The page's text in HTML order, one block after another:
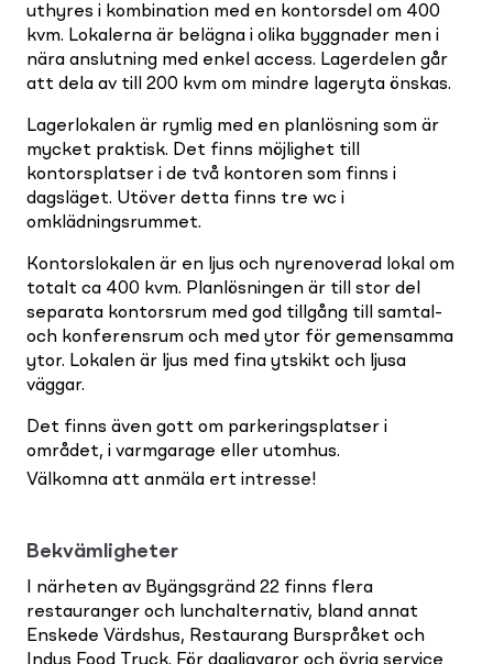
uthyres i kombination med en kontorsdel om 400
kvm. Lokalerna är belägna i olika byggnader men i
nära anslutning med enkel access. Lagerdelen går
att dela av till 200 kvm om mindre lageryta önskas.
Lagerlokalen är rymlig med en planlösning som är
mycket praktisk. Det finns möjlighet till
kontorsplatser i de två kontoren som finns i
dagsläget. Utöver detta finns tre wc i
omklädningsrummet.
Kontorslokalen är en ljus och nyrenoverad lokal om
totalt ca 400 kvm. Planlösningen är till stor del
separata kontorsrum med god tillgång till samtal-
och konferensrum och med ytor för gemensamma
ytor. Lokalen är ljus med fina ytskikt och ljusa
väggar.
Det finns även gott om parkeringsplatser i
området, i varmgarage eller utomhus.
Välkomna att anmäla ert intresse!
Bekvämligheter
I närheten av Byängsgränd 22 finns flera
restauranger och lunchalternativ, bland annat
Enskede Värdshus, Restaurang Burspråket och
Indus Food Truck. För dagligvaror och övrig service